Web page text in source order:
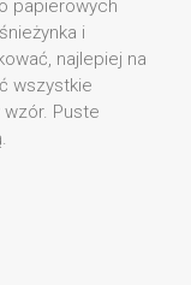
papierowych
i
najlepiej na
wszystkie
wzór. Puste